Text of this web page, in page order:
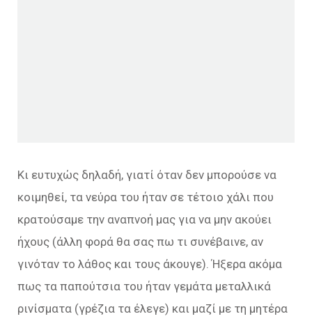
Κι ευτυχώς δηλαδή, γιατί όταν δεν μπορούσε να
κοιμηθεί, τα νεύρα του ήταν σε τέτοιο χάλι που
κρατούσαμε την αναπνοή μας για να μην ακούει
ήχους (άλλη φορά θα σας πω τι συνέβαινε, αν
γινόταν το λάθος και τους άκουγε). Ήξερα ακόμα
πως τα παπούτσια του ήταν γεμάτα μεταλλικά
ρινίσματα (γρέζια τα έλεγε) και μαζί με τη μητέρα